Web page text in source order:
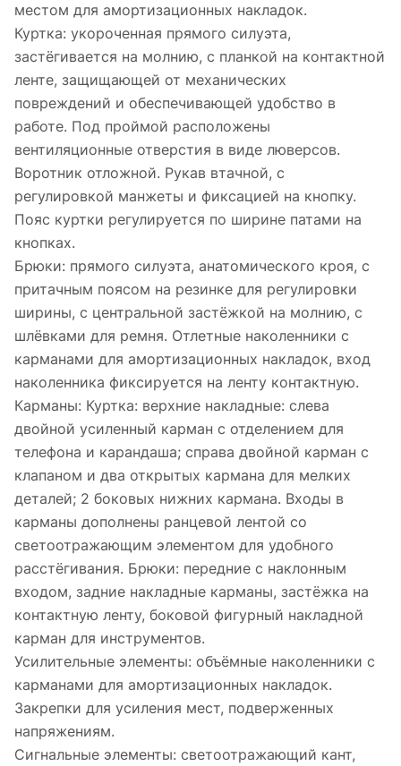
местом для амортизационных накладок.
Куртка: укороченная прямого силуэта,
застёгивается на молнию, с планкой на контактной
ленте, защищающей от механических
повреждений и обеспечивающей удобство в
работе. Под проймой расположены
вентиляционные отверстия в виде люверсов.
Воротник отложной. Рукав втачной, с
регулировкой манжеты и фиксацией на кнопку.
Пояс куртки регулируется по ширине патами на
кнопках.
Брюки: прямого силуэта, анатомического кроя, с
притачным поясом на резинке для регулировки
ширины, с центральной застёжкой на молнию, с
шлёвками для ремня. Отлетные наколенники с
карманами для амортизационных накладок, вход
наколенника фиксируется на ленту контактную.
Карманы: Куртка: верхние накладные: слева
двойной усиленный карман с отделением для
телефона и карандаша; справа двойной карман с
клапаном и два открытых кармана для мелких
деталей; 2 боковых нижних кармана. Входы в
карманы дополнены ранцевой лентой со
светоотражающим элементом для удобного
расстёгивания. Брюки: передние с наклонным
входом, задние накладные карманы, застёжка на
контактную ленту, боковой фигурный накладной
карман для инструментов.
Усилительные элементы: объёмные наколенники с
карманами для амортизационных накладок.
Закрепки для усиления мест, подверженных
напряжениям.
Сигнальные элементы: светоотражающий кант,